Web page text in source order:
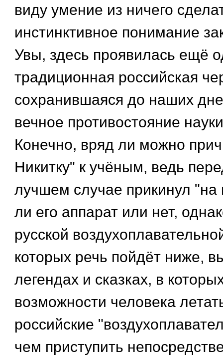
виду умение из ничего
инстинктивное понимание
Увы, здесь проявилась ещё
традиционная российская
сохранившаяся до наших
вечное противостояние
Конечно, вряд ли можно
Никитку" к учёным, ведь
лучшем случае прикинул "на
ли его аппарат или нет,
русской
которых речь пойдёт ниже,
легендах и сказках, в
возможности человека
российские
чем приступить